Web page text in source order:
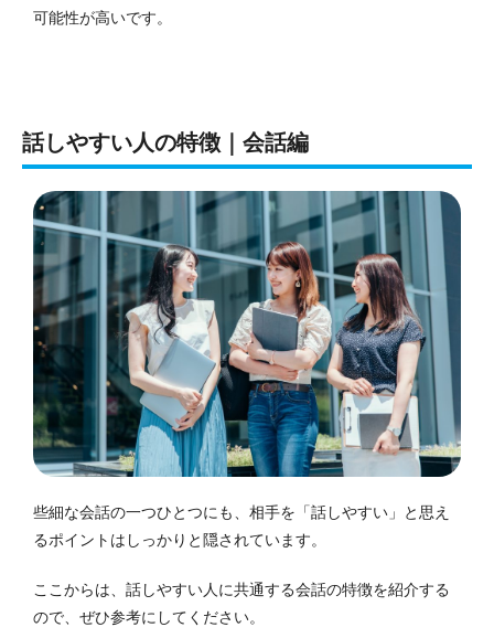
可能性が高いです。
話しやすい人の特徴｜会話編
些細な会話の一つひとつにも、相手を「話しやすい」と思え
るポイントはしっかりと隠されています。
ここからは、話しやすい人に共通する会話の特徴を紹介する
ので、ぜひ参考にしてください。